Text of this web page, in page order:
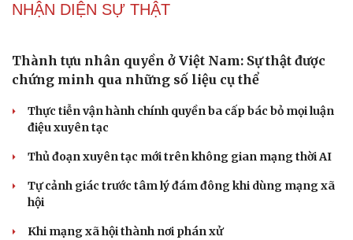
NHẬN DIỆN SỰ THẬT
Thành tựu nhân quyền ở Việt Nam: Sự thật được
chứng minh qua những số liệu cụ thể
Thực tiễn vận hành chính quyền ba cấp bác bỏ mọi luận
điệu xuyên tạc
Thủ đoạn xuyên tạc mới trên không gian mạng thời AI
Tự cảnh giác trước tâm lý đám đông khi dùng mạng xã
hội
Khi mạng xã hội thành nơi phán xử